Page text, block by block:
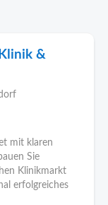
&
mit klaren
Sie
Klinikmarkt
erfolgreiches